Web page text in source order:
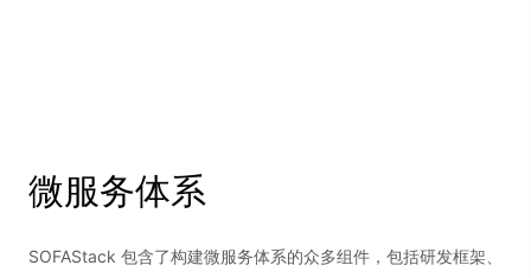
微服务体系
SOFAStack 包含了构建微服务体系的众多组件，包括研发框架、